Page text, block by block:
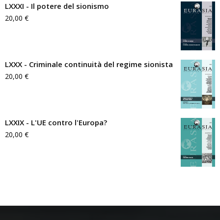
LXXXI - Il potere del sionismo
20,00 €
LXXX - Criminale continuità del regime sionista
20,00 €
LXXIX - L'UE contro l'Europa?
20,00 €